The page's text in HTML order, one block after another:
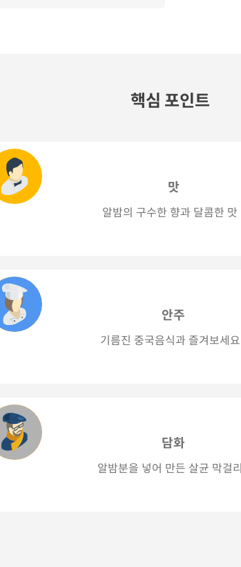
핵심 포인트
맛
알밤의 구수한 향과 달콤한 맛
안주
기름진 중국음식과 즐겨보세요
담화
알밤분을 넣어 만든 살균 막걸리